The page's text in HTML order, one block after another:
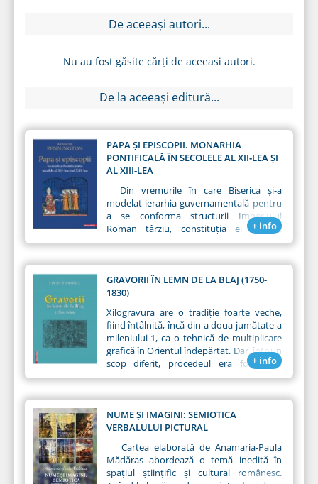
De aceeași autori...
Nu au fost găsite cărți de aceeași autori.
De la aceeași editură...
PAPA ŞI EPISCOPII. MONARHIA
PONTIFICALĂ ÎN SECOLELE AL XII‑LEA ŞI
AL XIII‑LEA
Din vremurile în care Biserica şi-a
modelat ierarhia guvernamentală pentru
a se conforma structurii Imperiului
Roman târziu, constituţia ei a fost
monarhică. Timp de secole constituţia
serioase. Oricum, în timpul secolului al
XI‑lea, rolul propriu‑zis pe care Biserica îl
are în societate a devenit un subiect de
literatură de tratate polemice
înverşunate, iar drepturile şi datoriile
Papei au început să fie examinate cu o
atenţie nemaiîntâlnită.
+ info
GRAVORII ÎN LEMN DE LA BLAJ (1750-
1830)
Xilogravura are o tradiție foarte veche,
fiind întâlnită, încă din a doua jumătate a
mileniului 1, ca o tehnică de multiplicare
grafică în Orientul îndepărtat. Dar, într‑un
scop diferit, procedeul era folosit în
anumite țări ale lumii cu mult timp
a țesăturilor, a ceramicii și a cărămizilor
ornamentate cu diverse motive.
Gravura în lemn sau xilogravura („xylon”
realizează prin imprimarea pe hârtie a
unui desen incizat în relief pe o placă de
lemn (clișeu).
+ info
NUME ȘI IMAGINI: SEMIOTICA
VERBALULUI PICTURAL
Cartea elaborată de Anamaria-Paula
Mădăras abordează o temă inedită în
spațiul științific și cultural românesc.